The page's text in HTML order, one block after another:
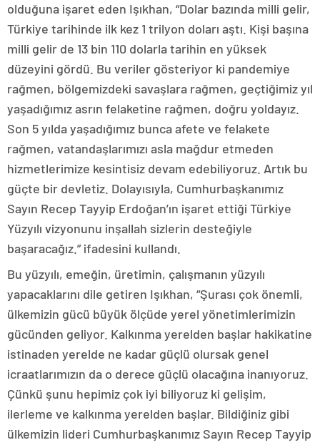
olduğuna işaret eden Işıkhan, “Dolar bazında milli gelir,
Türkiye tarihinde ilk kez 1 trilyon doları aştı. Kişi başına
milli gelir de 13 bin 110 dolarla tarihin en yüksek
düzeyini gördü. Bu veriler gösteriyor ki pandemiye
rağmen, bölgemizdeki savaşlara rağmen, geçtiğimiz yıl
yaşadığımız asrın felaketine rağmen, doğru yoldayız.
Son 5 yılda yaşadığımız bunca afete ve felakete
rağmen, vatandaşlarımızı asla mağdur etmeden
hizmetlerimize kesintisiz devam edebiliyoruz. Artık bu
güçte bir devletiz. Dolayısıyla, Cumhurbaşkanımız
Sayın Recep Tayyip Erdoğan’ın işaret ettiği Türkiye
Yüzyılı vizyonunu inşallah sizlerin desteğiyle
başaracağız.” ifadesini kullandı.
Bu yüzyılı, emeğin, üretimin, çalışmanın yüzyılı
yapacaklarını dile getiren Işıkhan, “Şurası çok önemli,
ülkemizin gücü büyük ölçüde yerel yönetimlerimizin
gücünden geliyor. Kalkınma yerelden başlar hakikatine
istinaden yerelde ne kadar güçlü olursak genel
icraatlarımızın da o derece güçlü olacağına inanıyoruz.
Çünkü şunu hepimiz çok iyi biliyoruz ki gelişim,
ilerleme ve kalkınma yerelden başlar. Bildiğiniz gibi
ülkemizin lideri Cumhurbaşkanımız Sayın Recep Tayyip